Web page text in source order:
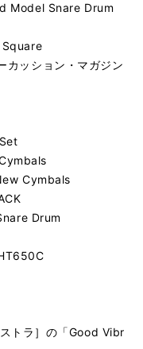
Model Snare Drum
Square
カッション・マガジン
Cymbals
Drum
トラ］の「Good Vibr